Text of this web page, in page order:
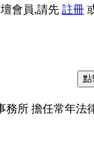
會員,請先 註冊
務所 擔任常年法